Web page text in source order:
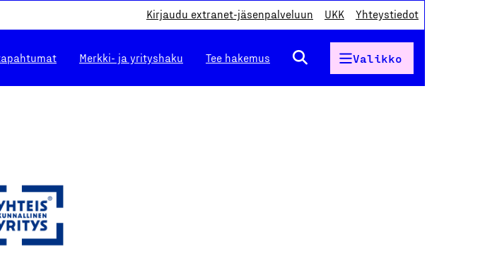
Kirjaudu extranet-jäsenpalveluun UKK Yhteystiedot
Merkki- ja yrityshaku Tee hakemus Valikko